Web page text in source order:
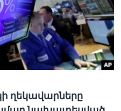
ղեկավարները